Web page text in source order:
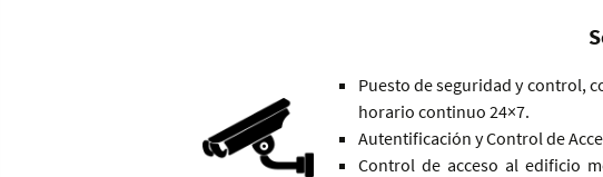
Puesto de seguridad y control,
horario continuo 24×7.
Autentificación y Control de
Control de acceso al edificio